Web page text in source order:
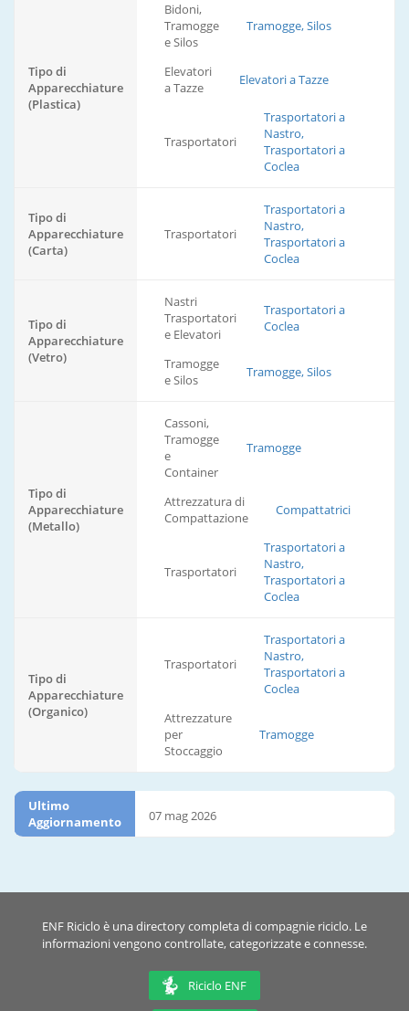
Tipo di
Apparecchiature
(Plastica)
Bidoni,
Tramogge
e Silos
Tramogge, Silos
Elevatori
a Tazze
Elevatori a Tazze
Trasportatori
Trasportatori a
Nastro,
Trasportatori a
Coclea
Tipo di
Apparecchiature
(Carta)
Trasportatori
Trasportatori a
Nastro,
Trasportatori a
Coclea
Tipo di
Apparecchiature
(Vetro)
Nastri
Trasportatori
e Elevatori
Trasportatori a
Coclea
Tramogge
e Silos
Tramogge, Silos
Tipo di
Apparecchiature
(Metallo)
Cassoni,
Tramogge
e
Container
Tramogge
Attrezzatura di
Compattazione
Compattatrici
Trasportatori
Trasportatori a
Nastro,
Trasportatori a
Coclea
Tipo di
Apparecchiature
(Organico)
Trasportatori
Trasportatori a
Nastro,
Trasportatori a
Coclea
Attrezzature
per
Stoccaggio
Tramogge
Ultimo
Aggiornamento
07 mag 2026
ENF Riciclo è una directory completa di compagnie riciclo. Le
informazioni vengono controllate, categorizzate e connesse.
Riciclo ENF